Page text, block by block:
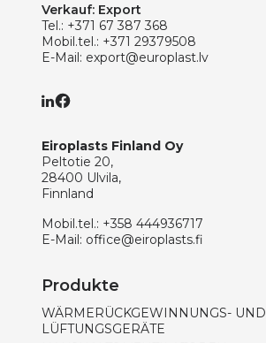
Verkauf: Export
Tel.: +371 67 387 368
Mobil.tel.: +371 29379508
E-Mail: export@europlast.lv
Eiroplasts Finland Oy
Peltotie 20,
28400 Ulvila,
Finnland
Mobil.tel.: +358 444936717
E-Mail: office@eiroplasts.fi
Produkte
WÄRMERÜCKGEWINNUNGS- UND
LÜFTUNGSGERÄTE